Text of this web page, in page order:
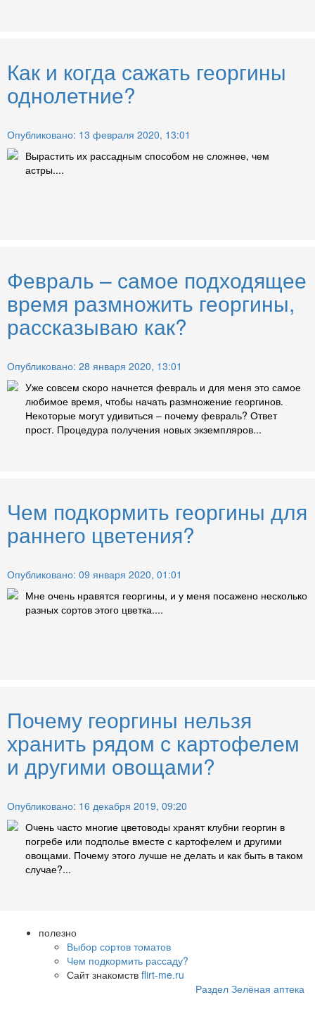
Как и когда сажать георгины
однолетние?
Опубликовано: 13 февраля 2020, 13:01
Вырастить их рассадным способом не сложнее, чем
астры....
Февраль – самое подходящее
время размножить георгины,
рассказываю как?
Опубликовано: 28 января 2020, 13:01
Уже совсем скоро начнется февраль и для меня это самое
любимое время, чтобы начать размножение георгинов.
Некоторые могут удивиться – почему февраль? Ответ
прост. Процедура получения новых экземпляров...
Чем подкормить георгины для
раннего цветения?
Опубликовано: 09 января 2020, 01:01
Мне очень нравятся георгины, и у меня посажено несколько
разных сортов этого цветка....
Почему георгины нельзя
хранить рядом с картофелем
и другими овощами?
Опубликовано: 16 декабря 2019, 09:20
Очень часто многие цветоводы хранят клубни георгин в
погребе или подполье вместе с картофелем и другими
овощами. Почему этого лучше не делать и как быть в таком
случае?...
полезно
Выбор сортов томатов
Чем подкормить рассаду?
Сайт знакомств flirt-me.ru
Раздел Зелёная аптека